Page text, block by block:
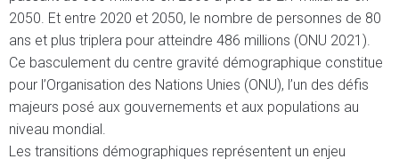
2050. Et entre 2020 et 2050, le nombre de personnes de 80
ans et plus triplera pour atteindre 486 millions (ONU 2021).
Ce basculement du centre gravité démographique constitue
pour l’Organisation des Nations Unies (ONU), l’un des défis
majeurs posé aux gouvernements et aux populations au
niveau mondial.
Les transitions démographiques représentent un enjeu